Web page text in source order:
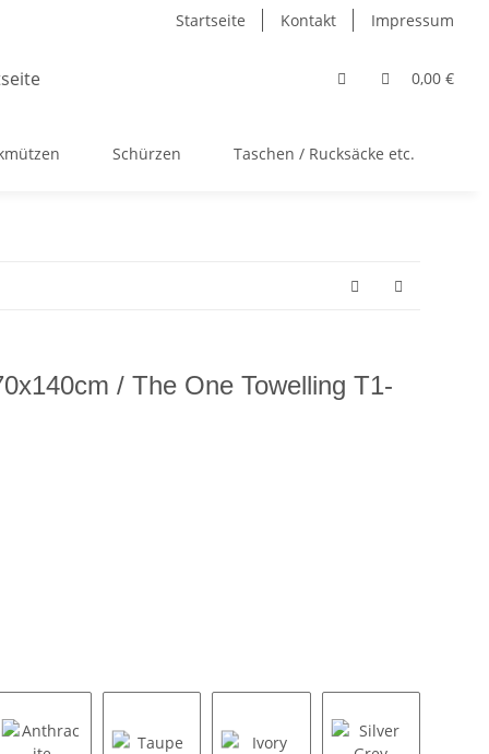
Startseite Kontakt Impressum
0,00 €
Schürzen Taschen / Rucksäcke etc.
/ The One Towelling T1-